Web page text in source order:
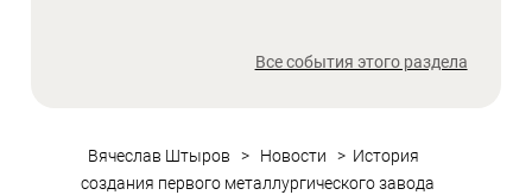
Все события этого раздела
Вячеслав Штыров > Новости > История
создания первого металлургического завода